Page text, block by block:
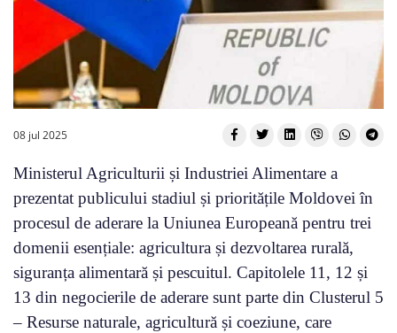
08 jul 2025
Ministerul Agriculturii și Industriei Alimentare a
prezentat publicului stadiul și prioritățile Moldovei în
procesul de aderare la Uniunea Europeană pentru trei
domenii esențiale: agricultura și dezvoltarea rurală,
siguranța alimentară și pescuitul. Capitolele 11, 12 și
13 din negocierile de aderare sunt parte din Clusterul 5
– Resurse naturale, agricultură și coeziune, care